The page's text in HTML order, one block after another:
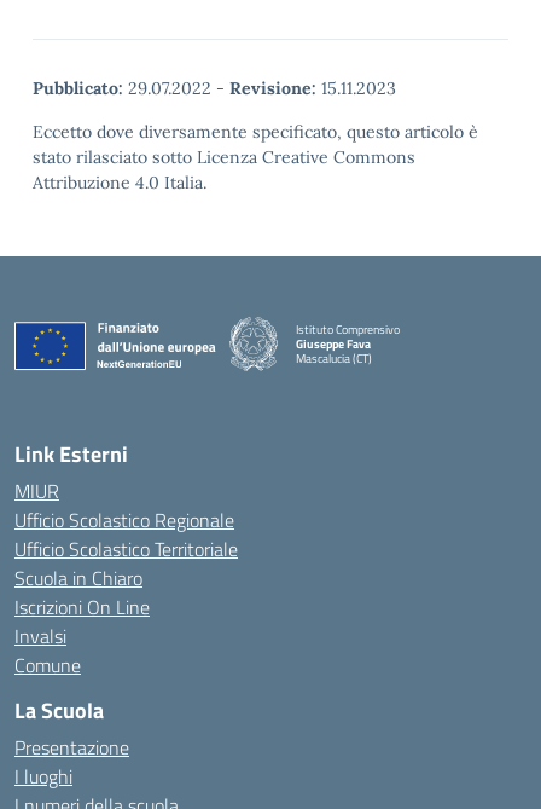
Pubblicato: 29.07.2022 - Revisione: 15.11.2023
Eccetto dove diversamente specificato, questo articolo è
stato rilasciato sotto Licenza Creative Commons
Attribuzione 4.0 Italia.
Istituto Comprensivo
Giuseppe Fava
Mascalucia (CT)
Link Esterni
MIUR
Ufficio Scolastico Regionale
Ufficio Scolastico Territoriale
Scuola in Chiaro
Iscrizioni On Line
Invalsi
Comune
La Scuola
Presentazione
I luoghi